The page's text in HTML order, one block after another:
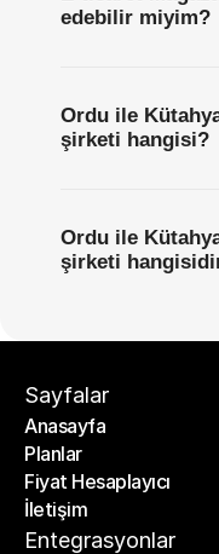
edebilir miyim?
Ordu ile
şirketi hangisi?
Ordu ile
şirketi
Sayfalar
Anasayfa
Anasayfa
Planlar
Planlar
Fiyat Hesaplayıcı
Fiyat Hesaplayıcı
İletişim
İletişim
Entegrasyonlar